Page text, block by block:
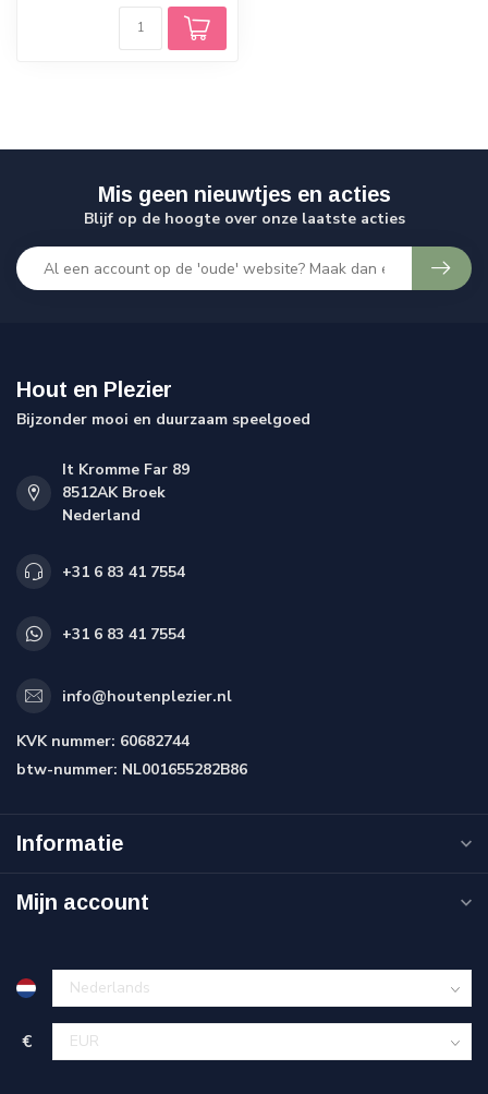
Mis geen nieuwtjes en acties
Blijf op de hoogte over onze laatste acties
Hout en Plezier
Bijzonder mooi en duurzaam speelgoed
It Kromme Far 89
8512AK Broek
Nederland
+31 6 83 41 7554
+31 6 83 41 7554
info@houtenplezier.nl
KVK nummer: 60682744
btw-nummer: NL001655282B86
Informatie
Mijn account
€